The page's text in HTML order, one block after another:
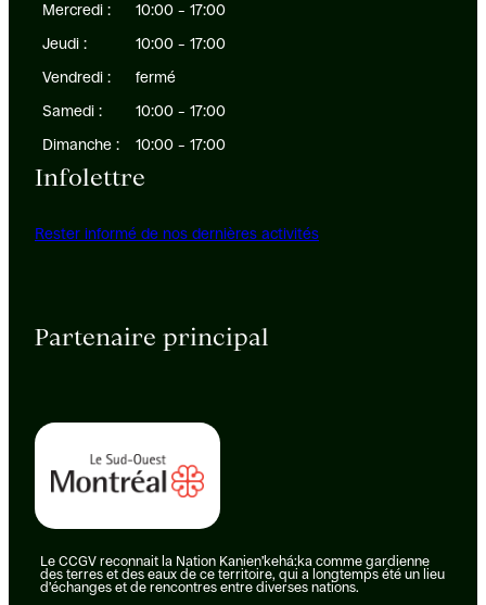
Mercredi :
10:00 – 17:00
Jeudi :
10:00 – 17:00
Vendredi :
fermé
Samedi :
10:00 – 17:00
Dimanche :
10:00 – 17:00
Infolettre
Rester informé de nos dernières activités
Partenaire principal
Le CCGV reconnait la Nation Kanien’kehá:ka comme gardienne
des terres et des eaux de ce territoire, qui a longtemps été un lieu
d’échanges et de rencontres entre diverses nations.